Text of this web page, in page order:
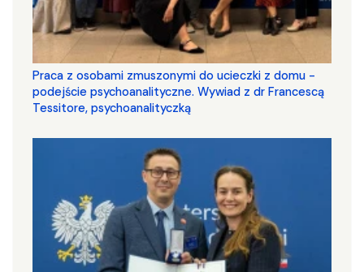
Praca z osobami zmuszonymi do ucieczki z domu -
podejście psychoanalityczne. Wywiad z dr Francescą
Tessitore, psychoanalityczką